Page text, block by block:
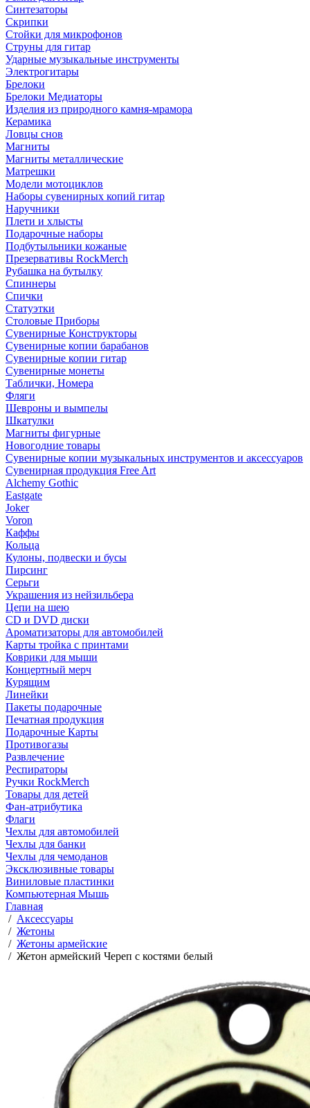
Синтезаторы
Скрипки
Стойки для микрофонов
Струны для гитар
Ударные музыкальные инструменты
Электрогитары
Брелоки
Брелоки Медиаторы
Изделия из природного камня-мрамора
Керамика
Ловцы снов
Магниты
Магниты металлические
Матрешки
Модели мотоциклов
Наборы сувенирных копий гитар
Наручники
Плети и хлысты
Подарочные наборы
Подбутыльники кожаные
Презервативы RockMerch
Рубашка на бутылку
Спиннеры
Спички
Статуэтки
Столовые Приборы
Сувенирные Конструкторы
Сувенирные копии барабанов
Сувенирные копии гитар
Сувенирные монеты
Таблички, Номера
Фляги
Шевроны и вымпелы
Шкатулки
Магниты фигурные
Новогодние товары
Сувенирные копии музыкальных инструментов и аксессуаров
Сувенирная продукция Free Art
Alchemy Gothic
Eastgate
Joker
Voron
Каффы
Кольца
Кулоны, подвески и бусы
Пирсинг
Серьги
Украшения из нейзильбера
Цепи на шею
CD и DVD диски
Ароматизаторы для автомобилей
Карты тройка с принтами
Коврики для мыши
Концертный мерч
Курящим
Линейки
Пакеты подарочные
Печатная продукция
Подарочные Карты
Противогазы
Развлечение
Респираторы
Ручки RockMerch
Товары для детей
Фан-атрибутика
Флаги
Чехлы для автомобилей
Чехлы для банки
Чехлы для чемоданов
Эксклюзивные товары
Виниловые пластинки
Компьютерная Мышь
Главная
/ Аксессуары
/ Жетоны
/ Жетоны армейские
/ Жетон армейский Череп с костями белый